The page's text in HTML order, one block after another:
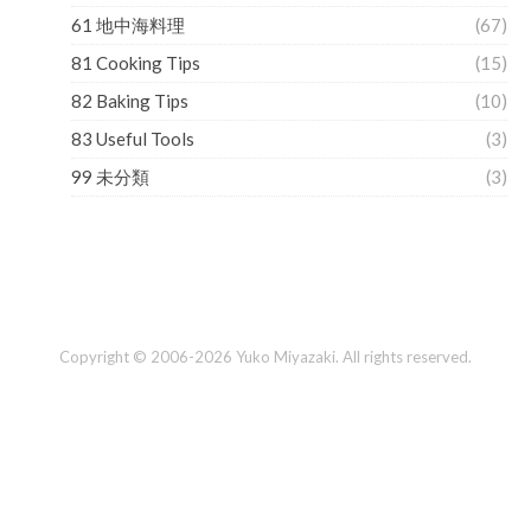
61 地中海料理
(67)
81 Cooking Tips
(15)
82 Baking Tips
(10)
83 Useful Tools
(3)
99 未分類
(3)
Copyright © 2006-2026 Yuko Miyazaki. All rights reserved.